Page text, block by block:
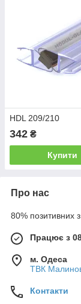
HDL 209/210
342 ₴
Купити
Про нас
80% позитивних з
Працює з
м. Одеса
ТВК
Контакти